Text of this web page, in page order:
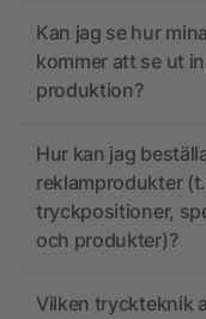
Kan jag se hur
kommer att se ut
produktion?
Hur kan jag
reklamprodukter
tryckpositioner,
och produkter)?
Vilken tryckteknik